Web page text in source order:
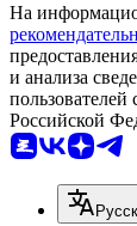
На
и анализа
Российской